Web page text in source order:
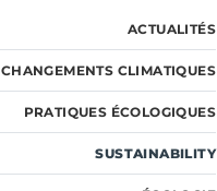
ACTUALITÉS
CHANGEMENTS CLIMATIQUES
PRATIQUES ÉCOLOGIQUES
SUSTAINABILITY